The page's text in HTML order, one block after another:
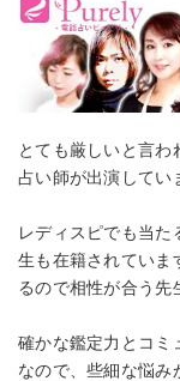
とても厳しいと言
占い師が出演してい
レディスピでも当
生も在籍されていま
るので相性が合う先
確かな鑑定力とコミ
なので、些細な悩み